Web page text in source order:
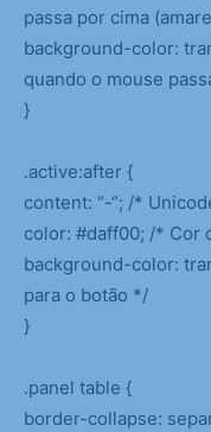
passa por cima
background-color:
quando o mouse
}
.active:after {
content: “-“; /*
color: #daff00; /* Cor
background-color:
para o botão */
}
.panel table {
border-collapse: